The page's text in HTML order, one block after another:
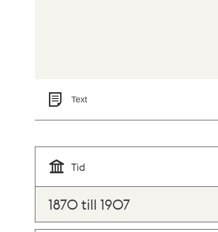
Text
Tid
1870 till 1907